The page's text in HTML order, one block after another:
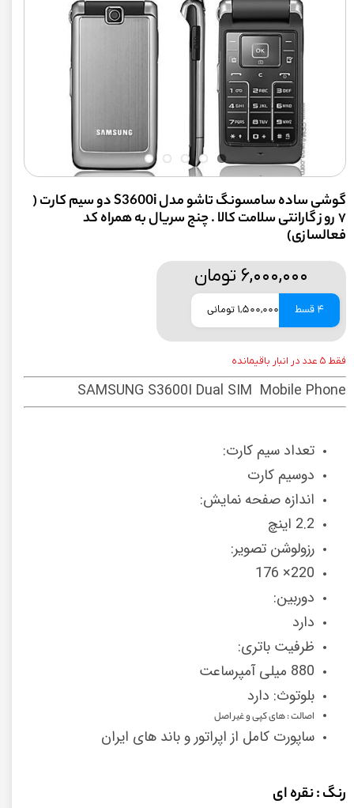
گوشی ساده سامسونگ تاشو مدل S3600i دو سیم‌ کارت (
۷ روز گارانتی سلامت کالا . چنج سریال به همراه کد
فعالسازی)
۶,۰۰۰,۰۰۰ تومان
4 قسط 1,500,000 تومانی
فقط ۵ عدد در انبار باقیمانده
SAMSUNG S3600I Dual SIM Mobile Phone
تعداد سیم کارت:
دوسیم کارت
اندازه صفحه نمایش:
2.2 اینچ
رزولوشن تصویر:
220× 176
دوربین:
دارد
ظرفیت باتری:
880 میلی آمپرساعت
بلوتوث: دارد
اصالت : های کپی و غیر اصل
ساپورت کامل از اپراتور و باند های ایران
رنگ: نقره ای